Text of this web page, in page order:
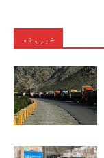
خبرونه